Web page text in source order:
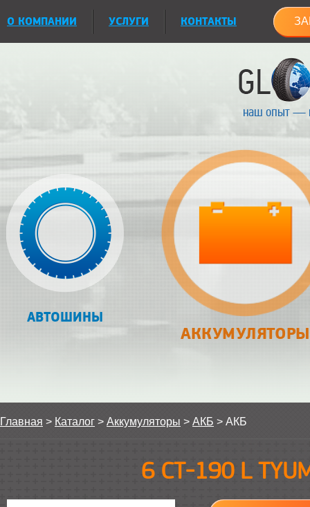
О КОМПАНИИ УСЛУГИ КОНТАКТЫ
наш опыт —
АВТОШИНЫ
АККУМУЛЯТОРЫ
Главная > Каталог > Аккумуляторы > АКБ > АКБ
6 СТ-190 L